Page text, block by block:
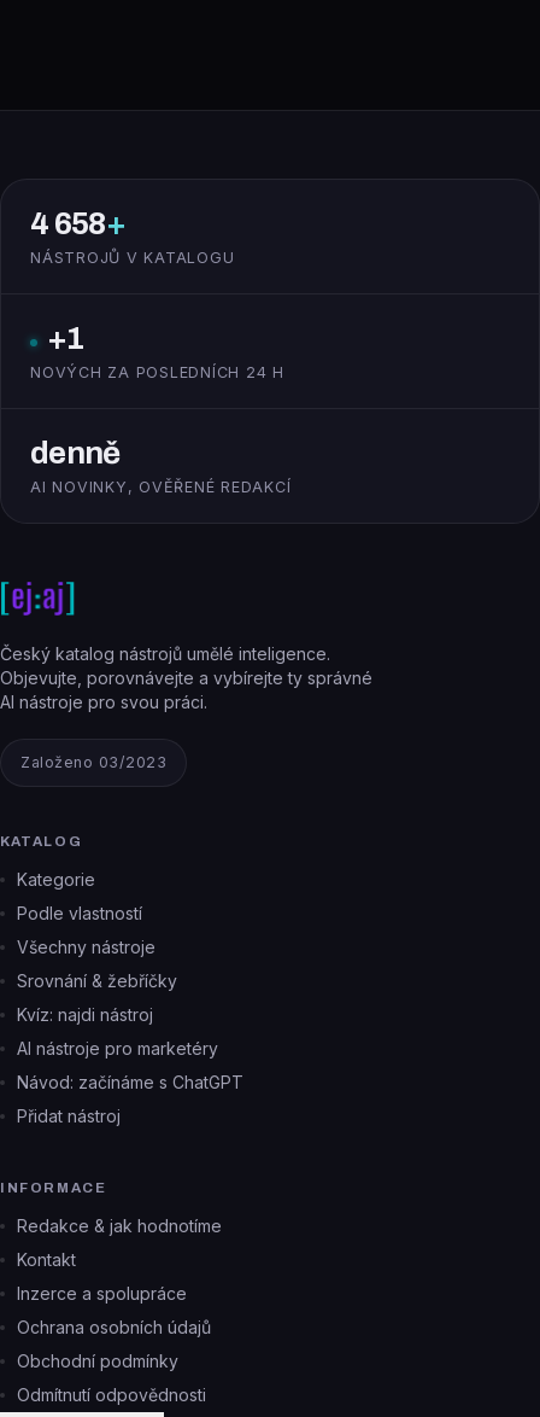
4 658+
NÁSTROJŮ V KATALOGU
+1
NOVÝCH ZA POSLEDNÍCH 24 H
denně
AI NOVINKY, OVĚŘENÉ REDAKCÍ
Český katalog nástrojů umělé inteligence.
Objevujte, porovnávejte a vybírejte ty správné
AI nástroje pro svou práci.
Založeno 03/2023
KATALOG
Kategorie
Podle vlastností
Všechny nástroje
Srovnání & žebříčky
Kvíz: najdi nástroj
AI nástroje pro marketéry
Návod: začínáme s ChatGPT
Přidat nástroj
INFORMACE
Redakce & jak hodnotíme
Kontakt
Inzerce a spolupráce
Ochrana osobních údajů
Obchodní podmínky
Odmítnutí odpovědnosti